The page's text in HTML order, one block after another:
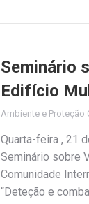
Seminário
Edifício
Ambiente e Proteção
Quarta-feira , 21
Seminário sobre
Comunidade
“Deteção e